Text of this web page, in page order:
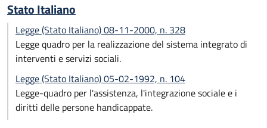
Stato Italiano
Legge (Stato Italiano) 08-11-2000, n. 328
Legge quadro per la realizzazione del sistema integrato di
interventi e servizi sociali.
Legge (Stato Italiano) 05-02-1992, n. 104
Legge-quadro per l'assistenza, l'integrazione sociale e i
diritti delle persone handicappate.